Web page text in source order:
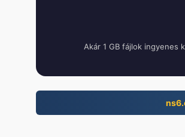
Akár 1 GB fájlok ingyenes